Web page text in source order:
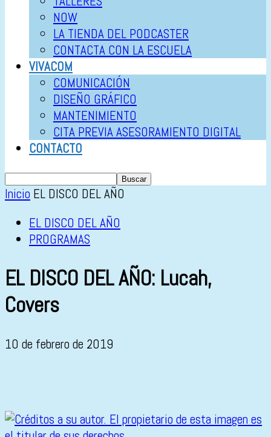
NOW
LA TIENDA DEL PODCASTER
CONTACTA CON LA ESCUELA
VIVACOM
COMUNICACIÓN
DISEÑO GRÁFICO
MANTENIMIENTO
CITA PREVIA ASESORAMIENTO DIGITAL
CONTACTO
Inicio EL DISCO DEL AÑO
EL DISCO DEL AÑO
PROGRAMAS
EL DISCO DEL AÑO: Lucah,
Covers
10 de febrero de 2019